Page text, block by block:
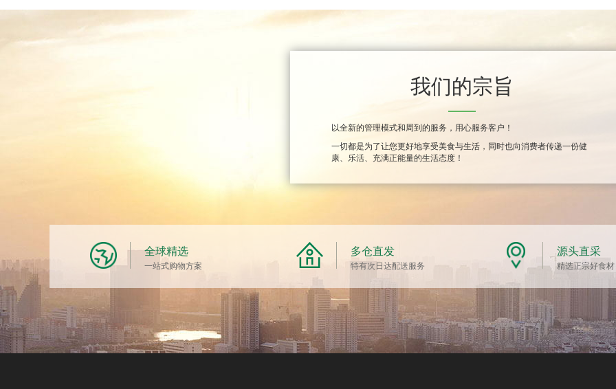
我们的宗旨
以全新的管理模式和周到的服务，用心服务客户！
一切都是为了让您更好地享受美食与生活，同时也向消费者传递一份健
康、乐活、充满正能量的生活态度！
全球精选
一站式购物方案
多仓直发
特有次日达配送服务
源头直采
精选正宗好食材